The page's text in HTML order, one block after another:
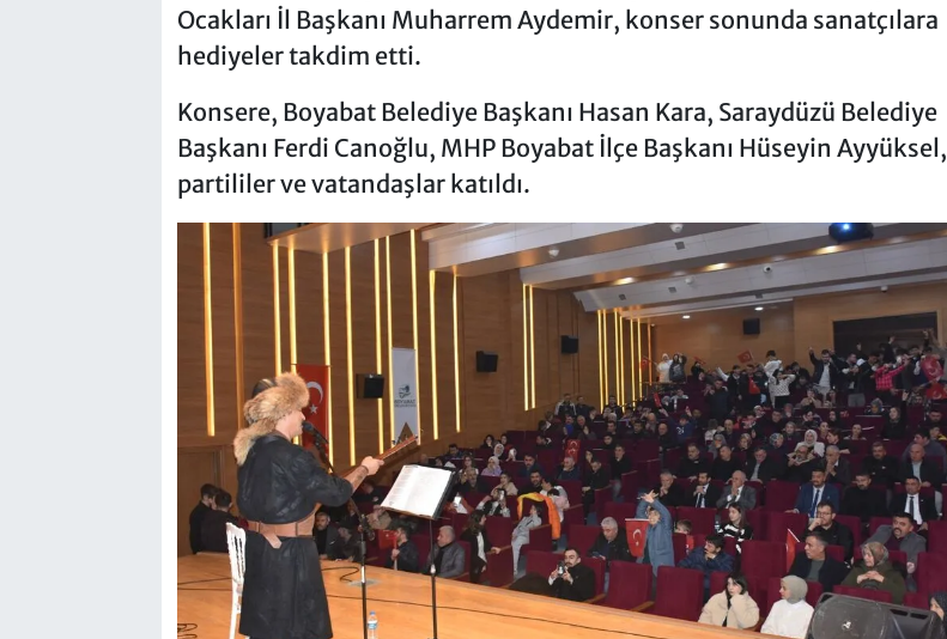
Ocakları İl Başkanı Muharrem Aydemir, konser sonunda sanatçılara
hediyeler takdim etti.
Konsere, Boyabat Belediye Başkanı Hasan Kara, Saraydüzü Belediye
Başkanı Ferdi Canoğlu, MHP Boyabat İlçe Başkanı Hüseyin Ayyüksel,
partililer ve vatandaşlar katıldı.